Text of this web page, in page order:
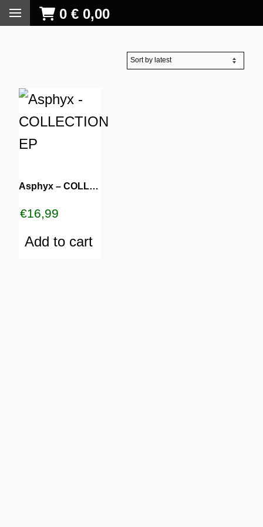
0 € 0,00
Asphyx – COLLECTION EP
€16,99
Add to cart